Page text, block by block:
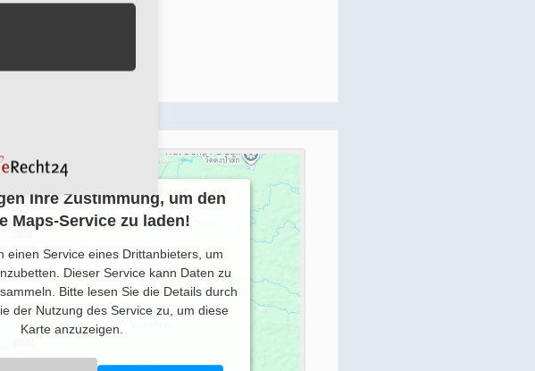
Ihre Zustimmung, um den
Maps-Service zu laden!
einen Service eines Drittanbieters, um
Dieser Service kann Daten zu
Bitte lesen Sie die Details durch
der Nutzung des Service zu, um diese
Karte anzuzeigen.